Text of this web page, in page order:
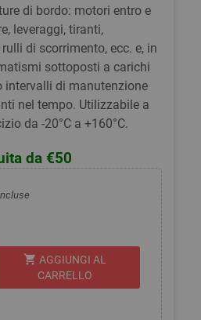
di bordo: motori entro e
leveraggi, tiranti,
di scorrimento, ecc. e, in
sottoposti a carichi
intervalli di manutenzione
nel tempo. Utilizzabile a
da -20°C a +160°C.
da €50
shopping_cart AGGIUNGI AL
CARRELLO